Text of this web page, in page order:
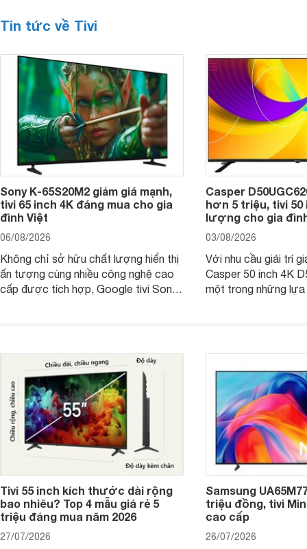
Tin tức về Tivi
Sony K-65S20M2 giảm giá mạnh,
tivi 65 inch 4K đáng mua cho gia
đình Việt
06/08/2026
Không chỉ sở hữu chất lượng hiển thị
ấn tượng cùng nhiều công nghệ cao
cấp được tích hợp, Google tivi Sony
Casper
hơn 5 triệu, tivi 50
lượng cho gia
03/08/2026
Với nhu cầu giải trí
Casper 50 inch 4K
một trong những lựa
Tivi 55 inch kích thước dài rộng
bao nhiêu? Top 4 mẫu giá rẻ 5
triệu đáng mua năm 2026
27/07/2026
Samsung
triệu đồng, tivi
cao cấp
26/07/2026